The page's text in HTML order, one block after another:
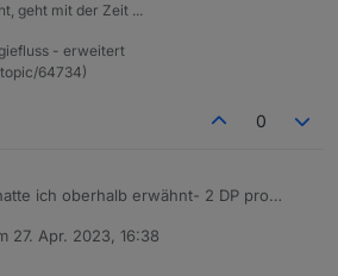
geht mit der Zeit ...
- erweitert
64734)
0
ich oberhalb erwähnt- 2 DP pro
27. Apr. 2023, 16:38
von